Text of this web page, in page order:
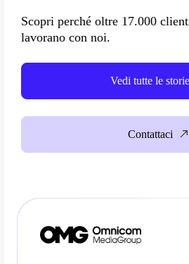
Scopri perché oltre 17.000
lavorano con noi.
Vedi tutte le storie
Contattaci